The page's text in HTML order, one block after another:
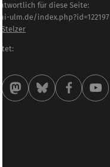
für diese Seite:
ulm.de/index.php?id=122197
Stelzer